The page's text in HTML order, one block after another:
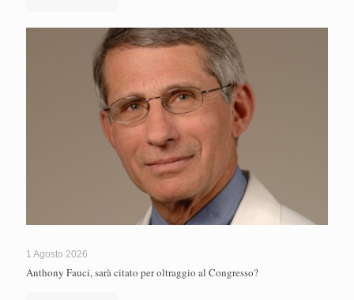
1 Agosto 2026
Anthony Fauci, sarà citato per oltraggio al Congresso?